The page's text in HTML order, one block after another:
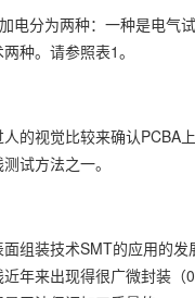
电分为两种：一种是电气
种。请参照表1。
的视觉比较来确认PCBA
试方法之一。
组装技术SMT的应用的
年来出现得很广微封装